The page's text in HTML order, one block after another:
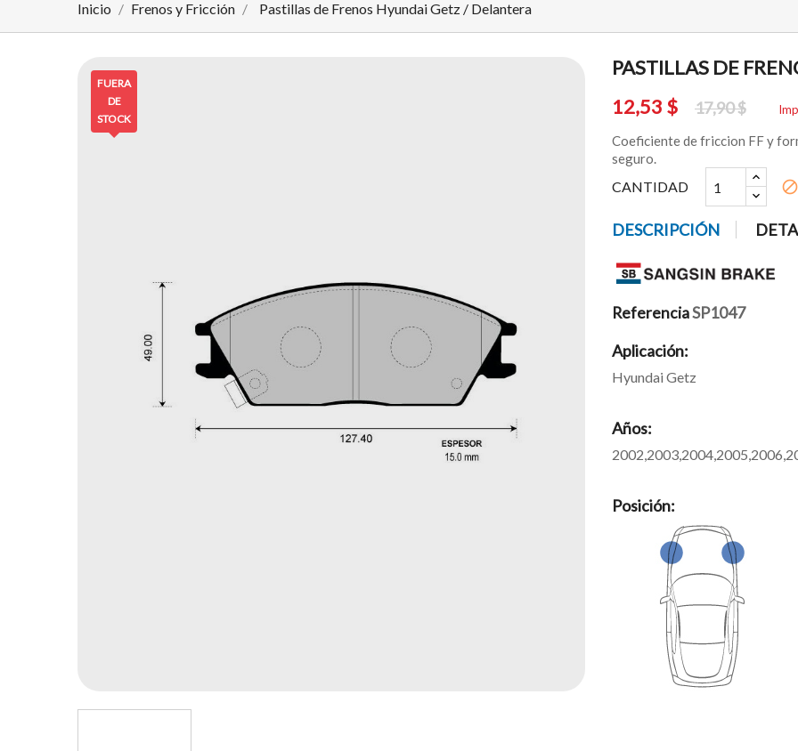
Inicio Frenos y Fricción Pastillas de Frenos Hyundai Getz / Delantera
FUERA
DE
STOCK
PASTILLAS DE
12,53 $
17,90 $
Coeficiente de friccion FF y
seguro.
CANTIDAD block
DESCRIPCIÓN
ReferenciaSP1047
Aplicación:
Hyundai Getz
Años:
Posición: